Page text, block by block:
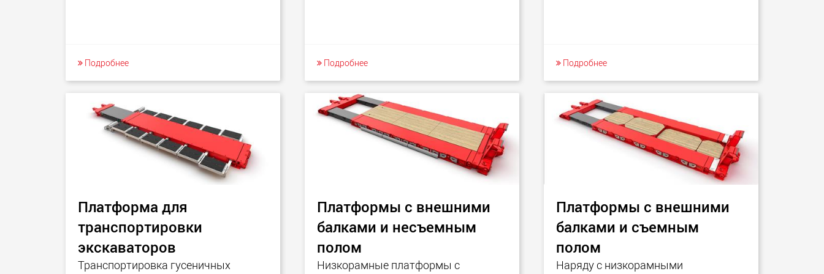
Подробнее Подробнее Подробнее
Платформа для
транспортировки
экскаваторов
Транспортировка гусеничных
Платформы с внешними
балками и несъемным
полом
Низкорамные платформы с
Платформы с внешними
балками и съемным
полом
Наряду с низкорамными